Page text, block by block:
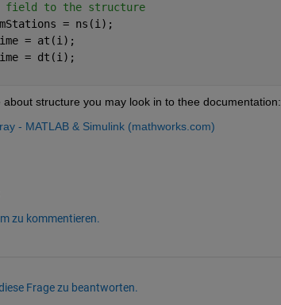
field to the structure
= ns(i);
= at(i);
= dt(i);
structure you may look in to thee documentation:
- MATLAB & Simulink (mathworks.com)
zu kommentieren.
Frage zu beantworten.